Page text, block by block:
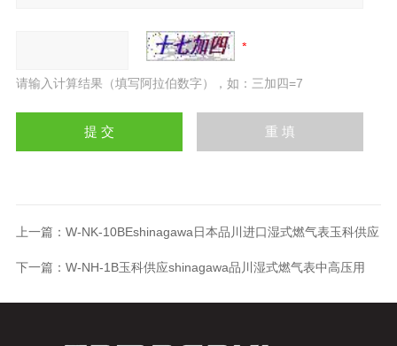
请输入计算结果（填写阿拉伯数字），如：三加四=7
上一篇： W-NK-10BEshinagawa日本品川进口湿式燃气表玉科供应
下一篇： W-NH-1B玉科供应shinagawa品川湿式燃气表中高压用